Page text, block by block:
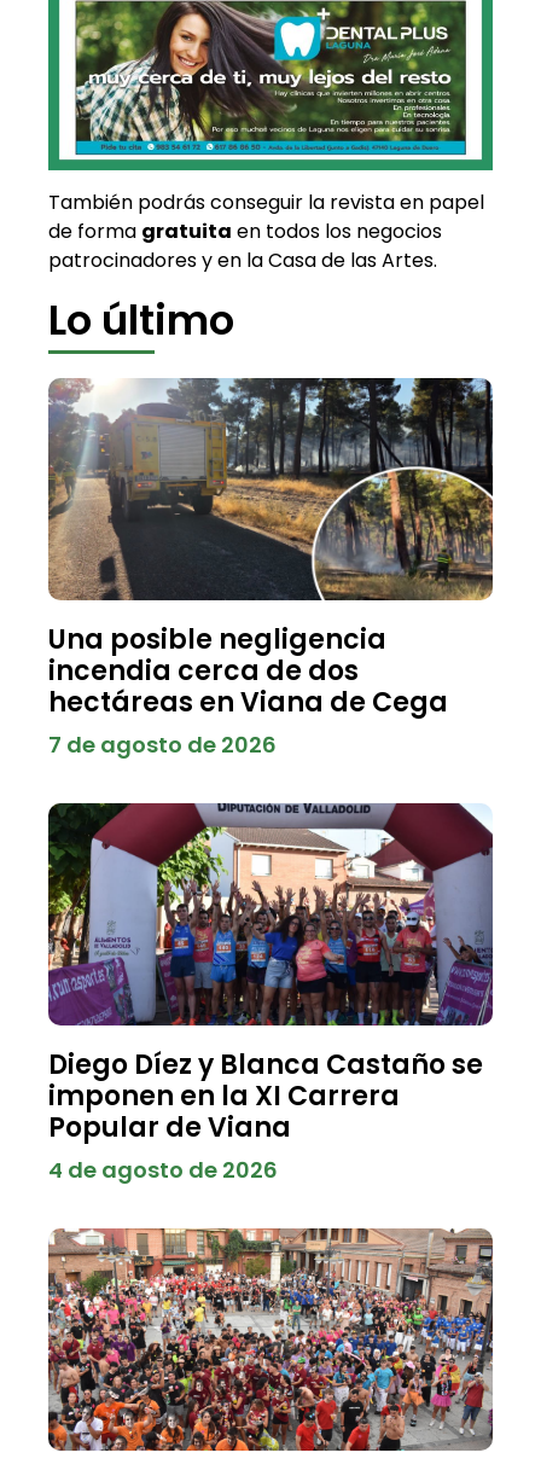
También podrás conseguir la revista en papel
de forma gratuita en todos los negocios
patrocinadores y en la Casa de las Artes.
Lo último
Una posible negligencia
incendia cerca de dos
hectáreas en Viana de Cega
7 de agosto de 2026
Diego Díez y Blanca Castaño se
imponen en la XI Carrera
Popular de Viana
4 de agosto de 2026